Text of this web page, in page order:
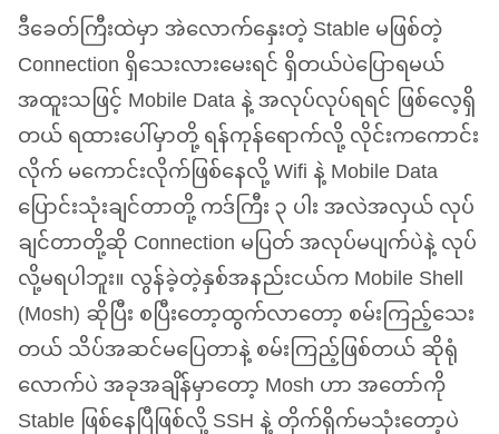
ဒီခေတ်ကြီးထဲမှာ အဲလောက်နှေးတဲ့ Stable မဖြစ်တဲ့
Connection ရှိသေးလားမေးရင် ရှိတယ်ပဲပြောရမယ်
အထူးသဖြင့် Mobile Data နဲ့ အလုပ်လုပ်ရရင် ဖြစ်လေ့ရှိ
တယ် ရထားပေါ်မှာတို့ ရန်ကုန်ရောက်လို့ လိုင်းကကောင်း
လိုက် မကောင်းလိုက်ဖြစ်နေလို့ Wifi နဲ့ Mobile Data
ပြောင်းသုံးချင်တာတို့ ကဒ်ကြီး ၃ ပါး အလဲအလှယ် လုပ်
ချင်တာတို့ဆို Connection မပြတ် အလုပ်မပျက်ပဲနဲ့ လုပ်
လို့မရပါဘူး။ လွန်ခဲ့တဲ့နှစ်အနည်းငယ်က Mobile Shell
(Mosh) ဆိုပြီး စပြီးတော့ထွက်လာတော့ စမ်းကြည့်သေး
တယ် သိပ်အဆင်မပြေတာနဲ့ စမ်းကြည့်ဖြစ်တယ် ဆိုရုံ
လောက်ပဲ အခုအချိန်မှာတော့ Mosh ဟာ အတော်ကို
Stable ဖြစ်နေပြီဖြစ်လို့SSHနဲ့ တိုက်ရိုက်မသုံးတော့ပဲ